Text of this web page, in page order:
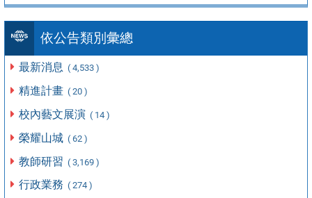
依公告類別彙總
最新消息 ( 4,533 )
精進計畫 ( 20 )
校內藝文展演 ( 14 )
榮耀山城 ( 62 )
教師研習 ( 3,169 )
行政業務 ( 274 )